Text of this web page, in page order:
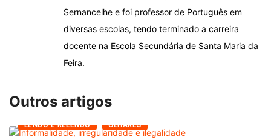
Sernancelhe e foi professor de Português em
diversas escolas, tendo terminado a carreira
docente na Escola Secundária de Santa Maria da
Feira.
Outros artigos
LENDO E RELENDO OLHARES